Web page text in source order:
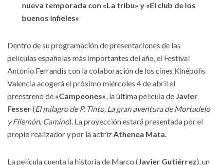
nueva temporada con «La tribu» y «El club de los
buenos infieles»
Dentro de su programación de presentaciones de las
películas españolas más importantes del año, el Festival
Antonio Ferrandis con la colaboración de los cines Kinépolis
Valencia acogerá el próximo miércoles 4 de abril el
preestreno de «Campeones», la última película de Javier
Fesser(El milagro de P. Tinto, La gran aventura de Mortadelo
y Filemón, Camino). La proyección estará presentada por el
propio realizador y por la actrizAthenea Mata.
La película cuenta la historia de Marco (Javier Gutiérrez), un